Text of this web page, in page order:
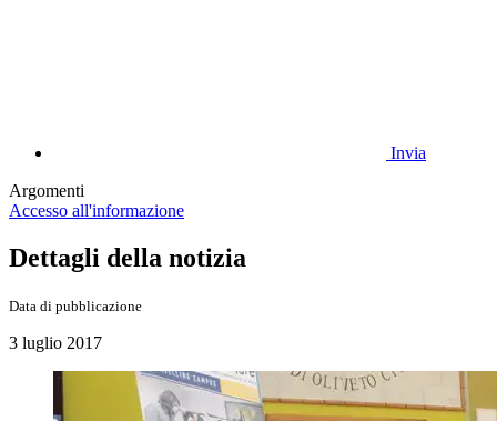
Invia
Argomenti
Accesso all'informazione
Dettagli della notizia
Data di pubblicazione
3 luglio 2017